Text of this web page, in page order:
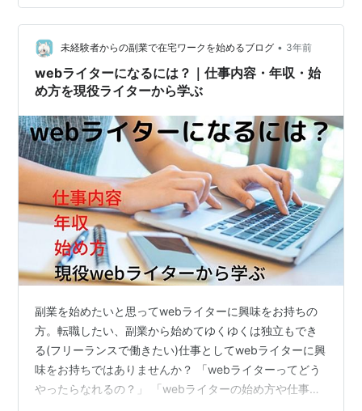
想、考えを気ままに書いていきますので、不快に思われ
る方もいるかもしれません。 ご了承の上お読みくださ
い。 ”タスクくん”との出会い クラウドソーシングについ
て調べていくと、「誰でも簡単に受け…
未経験者からの副業で在宅ワークを始めるブログ • 3年前
webライターになるには？｜仕事内容・年収・始
め方を現役ライターから学ぶ
副業を始めたいと思ってwebライターに興味をお持ちの
方。転職したい、副業から始めてゆくゆくは独立もでき
る(フリーランスで働きたい)仕事としてwebライターに興
味をお持ちではありませんか？ 「webライターってどう
やったらなれるの？」 「webライターの始め方や仕事内